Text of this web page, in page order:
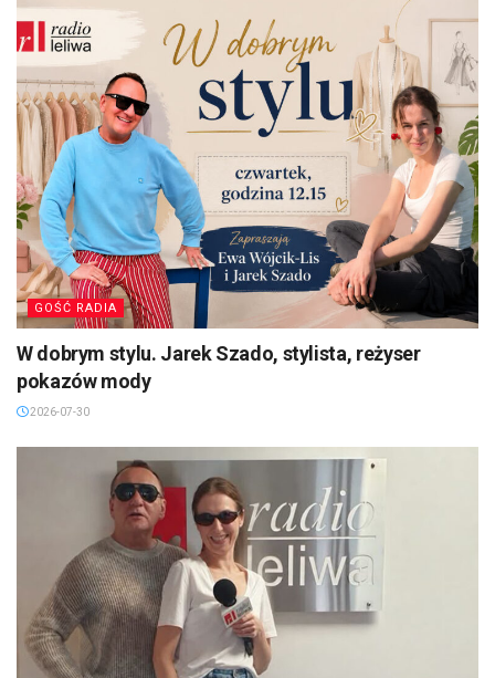
GOŚĆ RADIA
W dobrym stylu. Jarek Szado, stylista, reżyser
pokazów mody
2026-07-30